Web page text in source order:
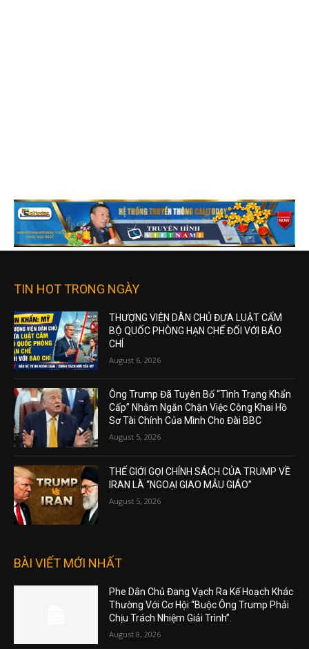
TIN HOT TRONG NGÀY
THƯỢNG VIỆN DÂN CHỦ ĐƯA LUẬT CẤM
BỘ QUỐC PHÒNG HẠN CHẾ ĐỐI VỚI BÁO
CHÍ
August 6, 2026
Ông Trump Đã Tuyên Bố “Tình Trạng Khẩn
Cấp” Nhằm Ngăn Chặn Việc Công Khai Hồ
Sơ Tài Chính Của Mình Cho Đài BBC
August 5, 2026
THẾ GIỚI GỌI CHÍNH SÁCH CỦA TRUMP VỀ
IRAN LÀ “NGOẠI GIAO MẪU GIÁO”
August 5, 2026
BÀI VIẾT MỚI NHẤT
Phe Dân Chủ Đang Vạch Ra Kế Hoạch Khác
Thường Với Cơ Hội “Buộc Ông Trump Phải
Chịu Trách Nhiệm Giải Trình”.
August 8, 2026